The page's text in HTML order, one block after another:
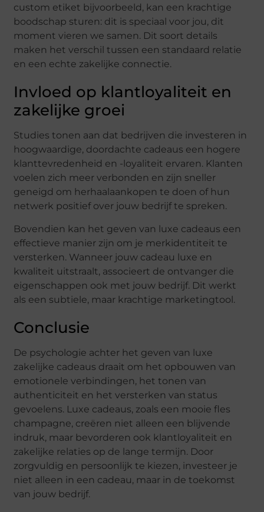
custom etiket bijvoorbeeld, kan een krachtige
boodschap sturen: dit is speciaal voor jou, dit
moment vieren we samen. Dit soort details
maken het verschil tussen een standaard relatie
en een echte zakelijke connectie.
Invloed op klantloyaliteit en
zakelijke groei
Studies tonen aan dat bedrijven die investeren in
hoogwaardige, doordachte cadeaus een hogere
klanttevredenheid en -loyaliteit ervaren. Klanten
voelen zich meer verbonden en zijn sneller
geneigd om herhaalaankopen te doen of hun
netwerk positief over jouw bedrijf te spreken.
Bovendien kan het geven van luxe cadeaus een
effectieve manier zijn om je merkidentiteit te
versterken. Wanneer jouw cadeau luxe en
kwaliteit uitstraalt, associeert de ontvanger die
eigenschappen ook met jouw bedrijf. Dit werkt
als een subtiele, maar krachtige marketingtool.
Conclusie
De psychologie achter het geven van luxe
zakelijke cadeaus draait om het opbouwen van
emotionele verbindingen, het tonen van
authenticiteit en het versterken van status
gevoelens. Luxe cadeaus, zoals een mooie fles
champagne, creëren niet alleen een blijvende
indruk, maar bevorderen ook klantloyaliteit en
zakelijke relaties op de lange termijn. Door
zorgvuldig en persoonlijk te kiezen, investeer je
niet alleen in een cadeau, maar in de toekomst
van jouw bedrijf.